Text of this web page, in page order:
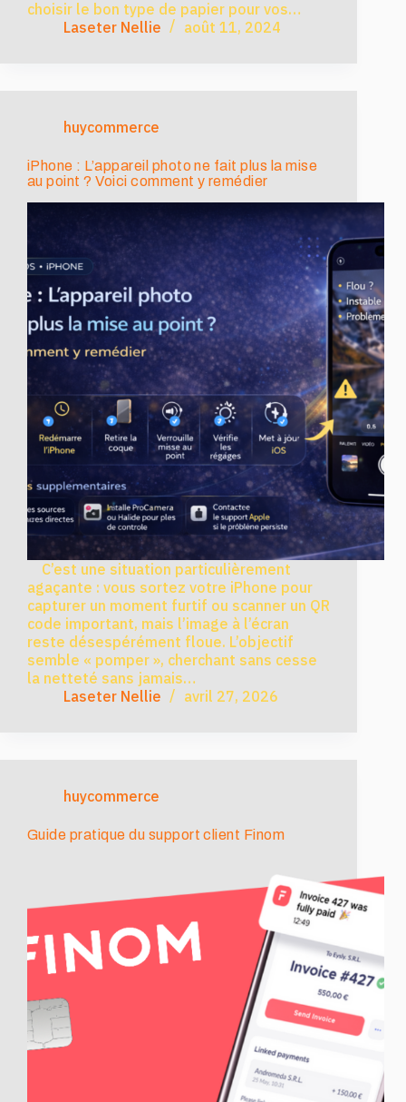
choisir le bon type de papier pour vos…
Laseter Nellie
août 11, 2024
huycommerce
iPhone : L’appareil photo ne fait plus la mise
au point ? Voici comment y remédier
C’est une situation particulièrement
agaçante : vous sortez votre iPhone pour
capturer un moment furtif ou scanner un QR
code important, mais l’image à l’écran
reste désespérément floue. L’objectif
semble « pomper », cherchant sans cesse
la netteté sans jamais…
Laseter Nellie
avril 27, 2026
huycommerce
Guide pratique du support client Finom